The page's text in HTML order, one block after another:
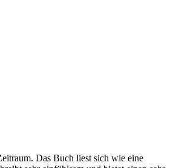
Das Buch liest sich wie eine